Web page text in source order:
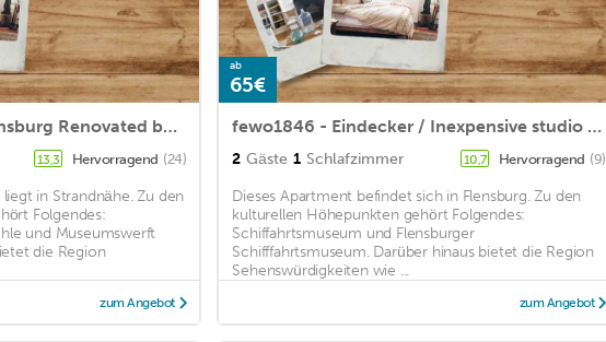
Wassersleben near Flensburg Renovated beach apartment with sea views & close to the beach
13,3 Hervorragend (24)
in Strandnähe. Zu den
Folgendes:
und Museumswerft
die Region
zum Angebot
ab
65€
fewo1846 - Eindecker / Inexpensive studio apartment on the ground floor - Heimathafen Solitüde
2 Gäste 1 Schlafzimmer 10,7 Hervorragend (9)
Dieses Apartment befindet sich in Flensburg. Zu den
kulturellen Höhepunkten gehört Folgendes:
Schiffahrtsmuseum und Flensburger
Schifffahrtsmuseum. Darüber hinaus bietet die Region
Sehenswürdigkeiten wie ...
zum Angebot